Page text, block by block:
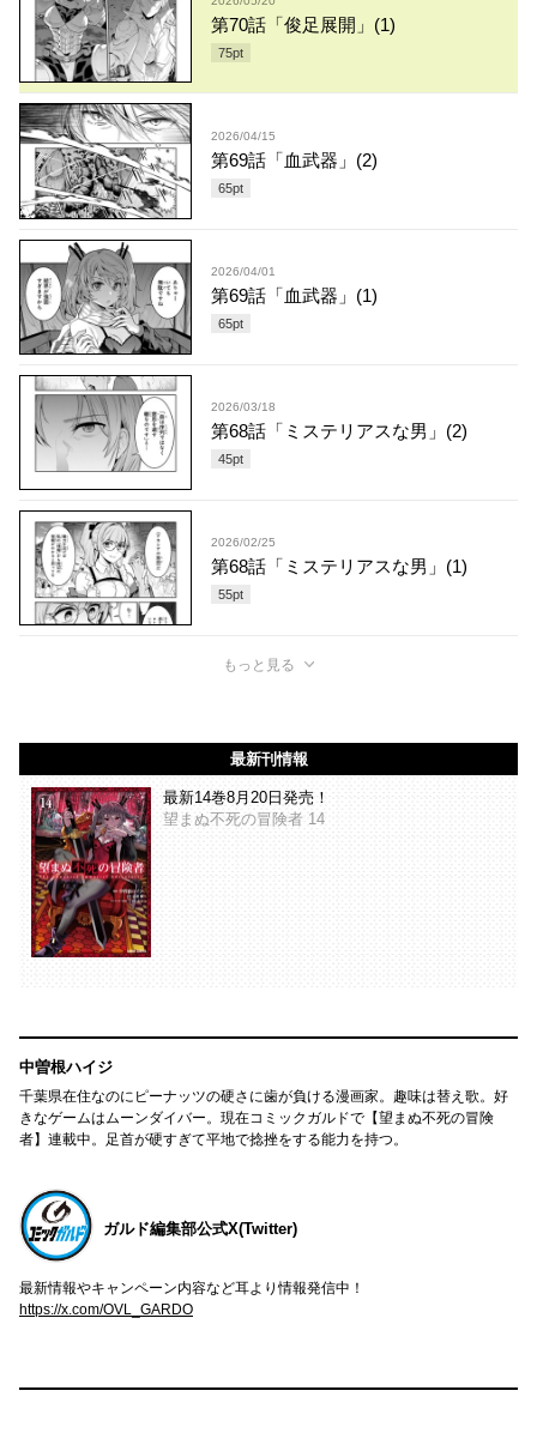
第70話「俊足展開」(1)
75pt
2026/04/15
第69話「血武器」(2)
65pt
2026/04/01
第69話「血武器」(1)
65pt
2026/03/18
第68話「ミステリアスな男」(2)
45pt
2026/02/25
第68話「ミステリアスな男」(1)
55pt
もっと見る
最新刊情報
最新14巻8月20日発売！
望まぬ不死の冒険者 14
中曽根ハイジ
千葉県在住なのにピーナッツの硬さに歯が負ける漫画家。趣味は替え歌。好
きなゲームはムーンダイバー。現在コミックガルドで【望まぬ不死の冒険
者】連載中。足首が硬すぎて平地で捻挫をする能力を持つ。
ガルド編集部公式X(Twitter)
最新情報やキャンペーン内容など耳より情報発信中！
https://x.com/OVL_GARDO